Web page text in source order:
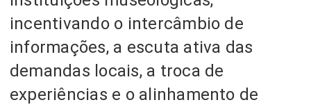
incentivando o intercâmbio de
informações, a escuta ativa das
demandas locais, a troca de
experiências e o alinhamento de